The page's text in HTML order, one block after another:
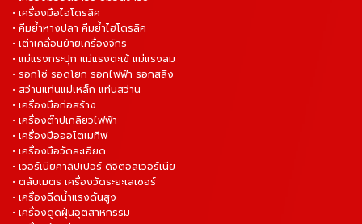
• เครื่องมือไฮโดรลิค
• คีมย้ำหางปลา คีมย้ำไฮโดรลิค
• เต่าเคลื่อนย้ายเครื่องจักร
• แม่แรงกระปุก แม่แรงตะเข้ แม่แรงลม
• รอกโซ่ รอดโยก รอกไฟฟ้า รอกสลิง
• สว่านแท่นแม่เหล็ก แท่นสว่าน
• เครื่องมือก่อสร้าง
• เครื่องต๊าปเกลียวไฟฟ้า
• เครื่องมือออโตเมทีฟ
• เครื่องมือวัดละเอียด
• เวอร์เนียคาลิปเปอร์ ดิจิตอลเวอร์เนีย
• ตลับเมตร เครื่องวัดระยะเลเซอร์
• เครื่องฉีดน้ำแรงดันสูง
• เครื่องดูดฝุ่นอุตสาหกรรม